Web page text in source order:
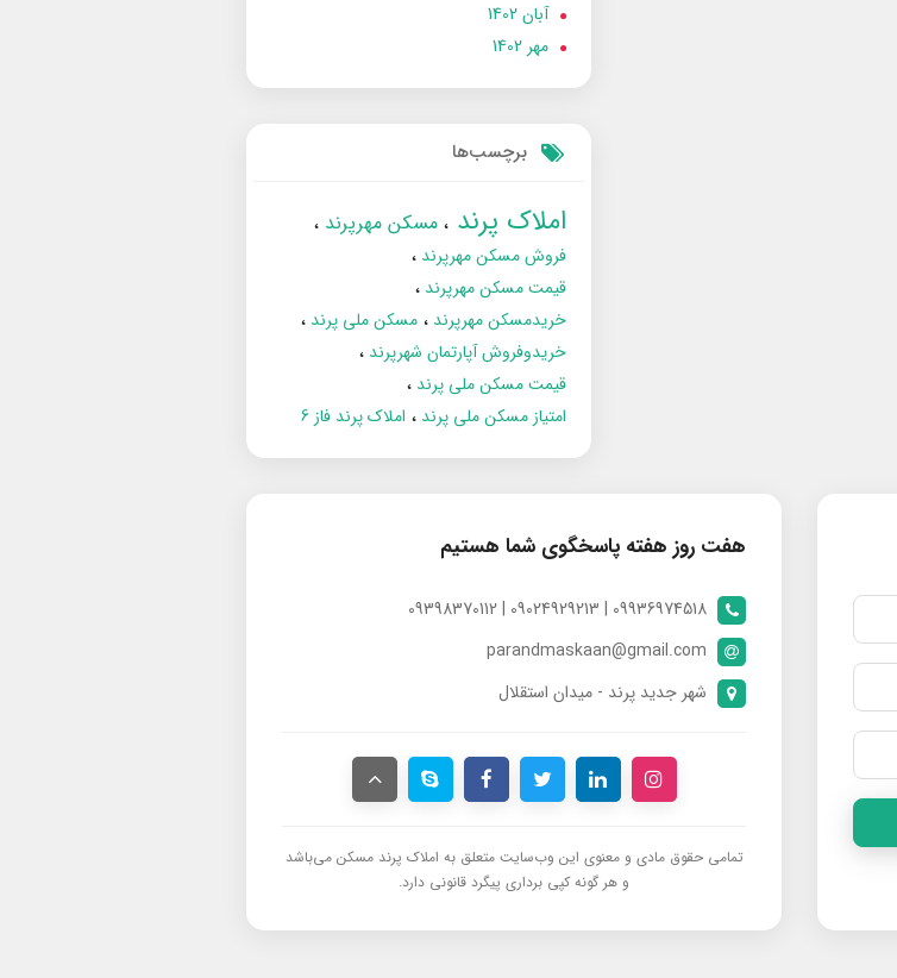
آبان 1402
مهر 1402
برچسب‌ها
املاک پرند مسکن مهرپرند
فروش مسکن مهرپرند
قیمت مسکن مهرپرند
خریدمسکن مهرپرند
مسکن ملی پرند
خریدوفروش آپارتمان شهرپرند
قیمت مسکن ملی پرند
امتیاز مسکن ملی پرند
املاک پرند فاز 6
هفت روز هفته پاسخگوی شما هستیم
09936974518 | 09024929213 | 09398370112
parandmaskaan@gmail.com
شهر جدید پرند - میدان استقلال
تمامی حقوق مادی و معنوی این وب‌سایت متعلق به املاک پرند مسکن می‌باشد
و هر گونه کپی برداری پیگرد قانونی دارد.